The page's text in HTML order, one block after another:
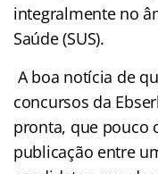
integralmente no
Saúde (SUS).
A boa notícia de
concursos da
pronta, que pouco
publicação entre